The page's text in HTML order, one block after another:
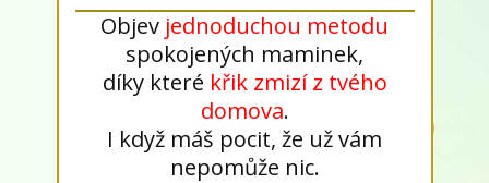
Objev jednoduchou metodu
spokojených maminek,
díky které křik zmizí z tvého
domova.
I když máš pocit, že už vám
nepomůže nic.